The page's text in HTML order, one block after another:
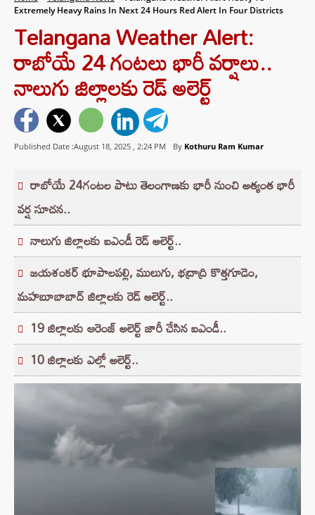
Extremely Heavy Rains In Next 24 Hours Red Alert In Four Districts
Telangana Weather Alert:
రాబోయే 24 గంటలు భారీ వర్షాలు..
నాలుగు జిల్లాలకు రెడ్ అలెర్ట్
Published Date :August 18, 2025 , 2:24 PM By Kothuru Ram Kumar
రాబోయే 24గంటల పాటు తెలంగాణకు భారీ నుంచి అత్యంత భారీ
వర్ష సూచన..
నాలుగు జిల్లాలకు ఐఎండీ రెడ్ అలెర్ట్..
జయశంకర్ భూపాలపల్లి, ములుగు, భద్రాద్రి కొత్తగూడెం,
మహబూబాబాద్ జిల్లాలకు రెడ్ అలెర్ట్..
19 జిల్లాలకు ఆరెంజ్ అలెర్ట్ జారీ చేసిన ఐఎండీ..
10 జిల్లాలకు ఎల్లో అలెర్ట్..